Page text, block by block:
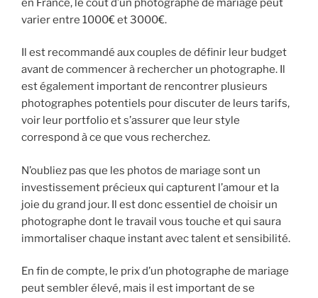
en France, le coût d’un photographe de mariage peut
varier entre 1000€ et 3000€.
Il est recommandé aux couples de définir leur budget
avant de commencer à rechercher un photographe. Il
est également important de rencontrer plusieurs
photographes potentiels pour discuter de leurs tarifs,
voir leur portfolio et s’assurer que leur style
correspond à ce que vous recherchez.
N’oubliez pas que les photos de mariage sont un
investissement précieux qui capturent l’amour et la
joie du grand jour. Il est donc essentiel de choisir un
photographe dont le travail vous touche et qui saura
immortaliser chaque instant avec talent et sensibilité.
En fin de compte, le prix d’un photographe de mariage
peut sembler élevé, mais il est important de se